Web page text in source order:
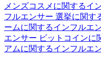
メンズコスメに関するイ
フルエンサー 選挙に関す
ームに関するインフルエ
エンサー ビットコインに
アムに関するインフルエ